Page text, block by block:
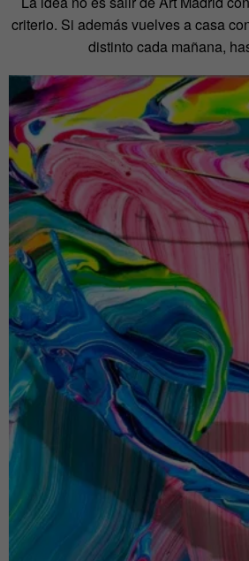
criterio. Si además vuelves a casa
distinto cada mañana,